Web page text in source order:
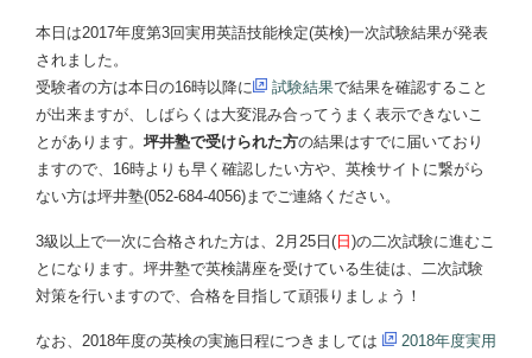
本日は2017年度第3回実用英語技能検定(英検)一次試験結果が発表
されました。
受験者の方は本日の16時以降に
試験結果で結果を確認すること
が出来ますが、しばらくは大変混み合ってうまく表示できないこ
とがあります。 坪井塾で受けられた方の結果はすでに届いており
ますので、16時よりも早く確認したい方や、英検サイトに繋がら
ない方は坪井塾(052-684-4056)までご連絡ください。
3級以上で一次に合格された方は、2月25日( 日 )の二次試験に進むこ
とになります。坪井塾で英検講座を受けている生徒は、二次試験
対策を行いますので、合格を目指して頑張りましょう！
なお、2018年度の英検の実施日程につきましては
2018年度実用